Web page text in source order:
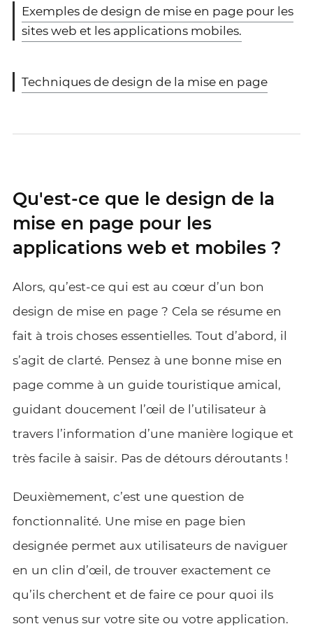
Exemples de design de mise en page pour les
sites web et les applications mobiles.
Techniques de design de la mise en page
Qu'est-ce que le design de la
mise en page pour les
applications web et mobiles ?
Alors, qu’est-ce qui est au cœur d’un bon
design de mise en page ? Cela se résume en
fait à trois choses essentielles. Tout d’abord, il
s’agit de clarté. Pensez à une bonne mise en
page comme à un guide touristique amical,
guidant doucement l’œil de l’utilisateur à
travers l’information d’une manière logique et
très facile à saisir. Pas de détours déroutants !
Deuxièmement, c’est une question de
fonctionnalité. Une mise en page bien
designée permet aux utilisateurs de naviguer
en un clin d’œil, de trouver exactement ce
qu’ils cherchent et de faire ce pour quoi ils
sont venus sur votre site ou votre application.